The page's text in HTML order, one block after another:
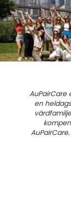
AuPairCare
en